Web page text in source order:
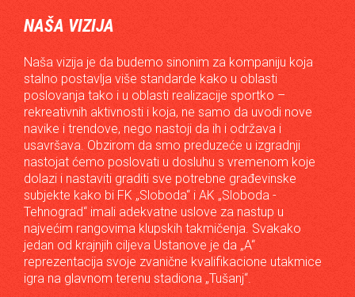
NAŠA VIZIJA
Naša vizija je da budemo sinonim za kompaniju koja
stalno postavlja više standarde kako u oblasti
poslovanja tako i u oblasti realizacije sportko –
rekreativnih aktivnosti i koja, ne samo da uvodi nove
navike i trendove, nego nastoji da ih i održava i
usavršava. Obzirom da smo preduzeće u izgradnji
nastojat ćemo poslovati u dosluhu s vremenom koje
dolazi i nastaviti graditi sve potrebne građevinske
subjekte kako bi FK „Sloboda“ i AK „Sloboda -
Tehnograd“ imali adekvatne uslove za nastup u
najvećim rangovima klupskih takmičenja. Svakako
jedan od krajnjih ciljeva Ustanove je da „A“
reprezentacija svoje zvanične kvalifikacione utakmice
igra na glavnom terenu stadiona „Tušanj“.